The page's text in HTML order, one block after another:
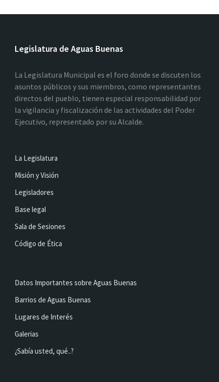
Legislatura de Aguas Buenas
La Legislatura Municipal es el foro donde se discuten los
asuntos públicos y sus miembros, como representantes
directos del pueblo, tienen especial responsabilidad por
la vigilancia y fiscalización de las actividades del Poder
Ejecutivo, representado por su Alcalde.
La Legislatura
Misión y Visión
Legisladores
Base legal
Sala de Sesiones
Código de Ética
Datos Importantes sobre Aguas Buenas
Barrios de Aguas Buenas
Lugares de Interés
Galerias
¿Sabía usted, qué..?